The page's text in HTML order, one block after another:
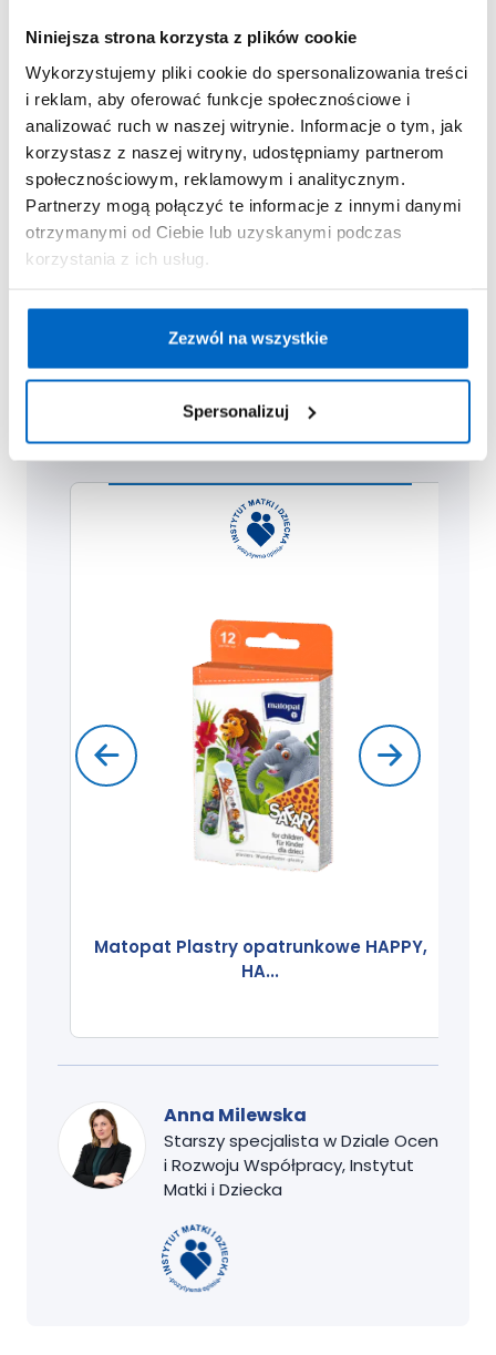
Niniejsza strona korzysta z plików cookie
Wykorzystujemy pliki cookie do spersonalizowania treści
i reklam, aby oferować funkcje społecznościowe i
analizować ruch w naszej witrynie. Informacje o tym, jak
korzystasz z naszej witryny, udostępniamy partnerom
społecznościowym, reklamowym i analitycznym.
Partnerzy mogą połączyć te informacje z innymi danymi
otrzymanymi od Ciebie lub uzyskanymi podczas
korzystania z ich usług.
Zezwól na wszystkie
Spersonalizuj
Co jeszcze zabrać na 3-dniową wycieczkę lub 2-
dniowy wyjazd? Jeśli decydujemy się spakować
dziecku telefon, nie zapomnijmy o ładowarce. Gdy
wiemy, że dzieci będą miały dużo zabaw na
świeżym powietrzu, warto spakować jeszcze jeden
komplet ubrań na przebranie, a w przypadku
wyjścia na basen, dziecku przyda się dodatkowy
ręcznik i strój kąpielowy. Dla pewności – o
przewidziane atrakcje spytajmy nauczycieli.
Rekomendowane
produkty
Matopat Plastry opatrunkowe HAPPY,
HA...
Anna Milewska
Starszy specjalista w Dziale Ocen
i Rozwoju Współpracy, Instytut
Matki i Dziecka